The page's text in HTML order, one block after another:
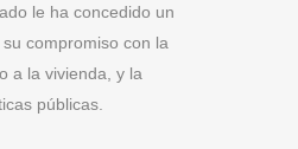
le ha concedido un
compromiso con la
a la vivienda, y la
públicas.